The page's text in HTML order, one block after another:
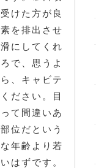
けた方が良
を排出させ
にしてくれ
で、思うよ
、キャビテ
ださい。目
て間違いあ
位だという
年齢より若
はずです。